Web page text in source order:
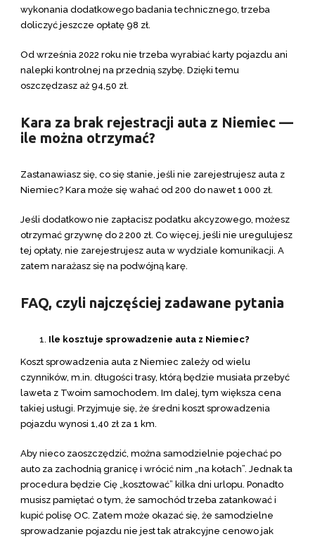
wykonania dodatkowego badania technicznego, trzeba
doliczyć jeszcze opłatę 98 zł.
Od września 2022 roku nie trzeba wyrabiać karty pojazdu ani
nalepki kontrolnej na przednią szybę. Dzięki temu
oszczędzasz aż 94,50 zł.
Kara za brak rejestracji auta z Niemiec —
ile można otrzymać?
Zastanawiasz się, co się stanie, jeśli nie zarejestrujesz auta z
Niemiec? Kara może się wahać od 200 do nawet 1 000 zł.
Jeśli dodatkowo nie zapłacisz podatku akcyzowego, możesz
otrzymać grzywnę do 2 200 zł. Co więcej, jeśli nie uregulujesz
tej opłaty, nie zarejestrujesz auta w wydziale komunikacji. A
zatem narażasz się na podwójną karę.
FAQ, czyli najczęściej zadawane pytania
Ile kosztuje sprowadzenie auta z Niemiec?
Koszt sprowadzenia auta z Niemiec zależy od wielu
czynników, m.in. długości trasy, którą będzie musiała przebyć
laweta z Twoim samochodem. Im dalej, tym większa cena
takiej usługi. Przyjmuje się, że średni koszt sprowadzenia
pojazdu wynosi 1,40 zł za 1 km.
Aby nieco zaoszczędzić, można samodzielnie pojechać po
auto za zachodnią granicę i wrócić nim „na kołach”. Jednak ta
procedura będzie Cię „kosztować” kilka dni urlopu. Ponadto
musisz pamiętać o tym, że samochód trzeba zatankować i
kupić polisę OC. Zatem może okazać się, że samodzielne
sprowadzanie pojazdu nie jest tak atrakcyjne cenowo jak